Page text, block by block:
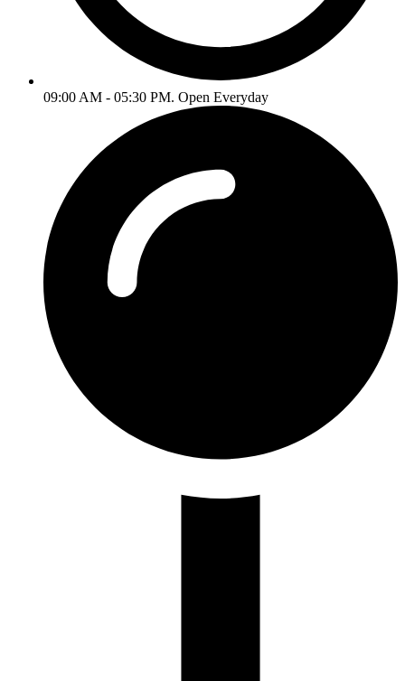
09:00 AM - 05:30 PM. Open Everyday